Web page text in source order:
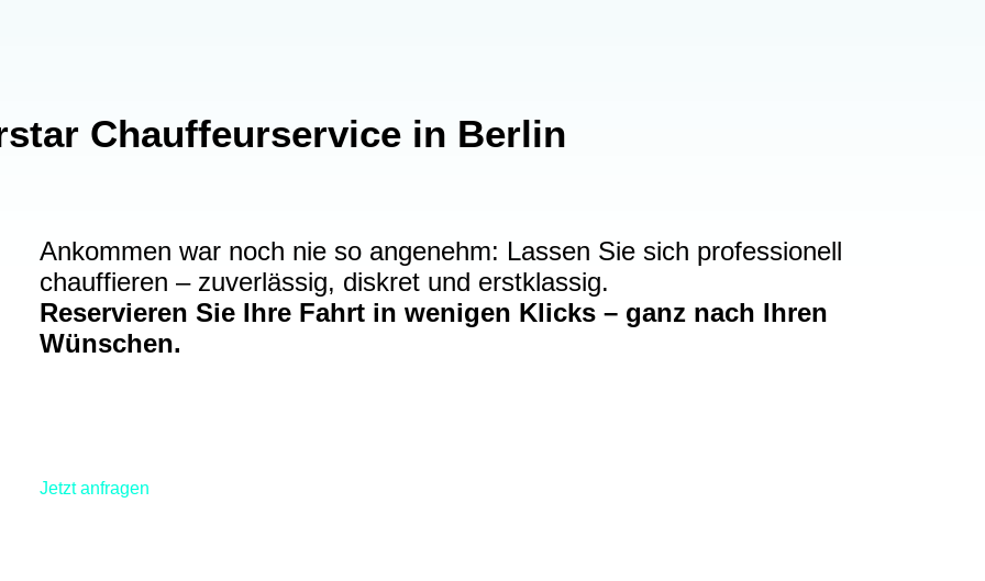
Chauffeurservice in Berlin
Ankommen war noch nie so angenehm: Lassen Sie sich professionell
chauffieren – zuverlässig, diskret und erstklassig.
Reservieren Sie Ihre Fahrt in wenigen Klicks – ganz nach Ihren
Wünschen.
Jetzt anfragen